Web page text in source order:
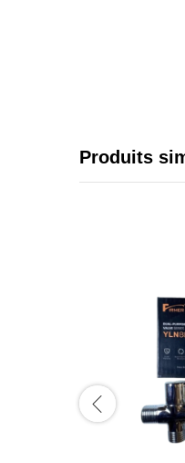
Produits